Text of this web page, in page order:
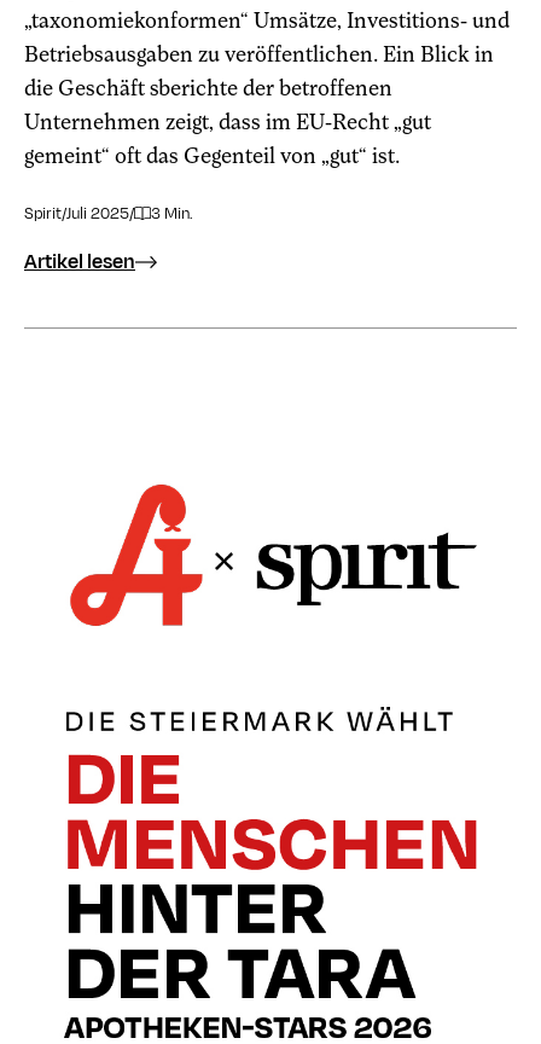
„taxonomiekonformen“ Umsätze, Investitions- und
Betriebsausgaben zu veröffentlichen. Ein Blick in
die Geschäft sberichte der betroffenen
Unternehmen zeigt, dass im EU-Recht „gut
gemeint“ oft das Gegenteil von „gut“ ist.
Spirit/Juli 2025/ 3 Min.
Artikel lesen